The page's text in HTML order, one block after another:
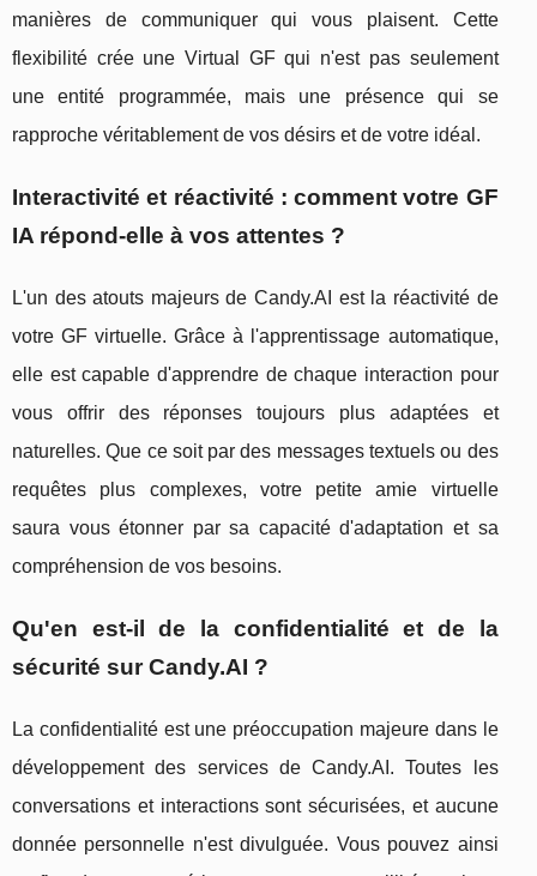
manières de communiquer qui vous plaisent. Cette
flexibilité crée une Virtual GF qui n'est pas seulement
une entité programmée, mais une présence qui se
rapproche véritablement de vos désirs et de votre idéal.
Interactivité et réactivité : comment votre GF
IA répond-elle à vos attentes ?
L'un des atouts majeurs de Candy.AI est la réactivité de
votre GF virtuelle. Grâce à l'apprentissage automatique,
elle est capable d'apprendre de chaque interaction pour
vous offrir des réponses toujours plus adaptées et
naturelles. Que ce soit par des messages textuels ou des
requêtes plus complexes, votre petite amie virtuelle
saura vous étonner par sa capacité d'adaptation et sa
compréhension de vos besoins.
Qu'en est-il de la confidentialité et de la
sécurité sur Candy.AI ?
La confidentialité est une préoccupation majeure dans le
développement des services de Candy.AI. Toutes les
conversations et interactions sont sécurisées, et aucune
donnée personnelle n'est divulguée. Vous pouvez ainsi